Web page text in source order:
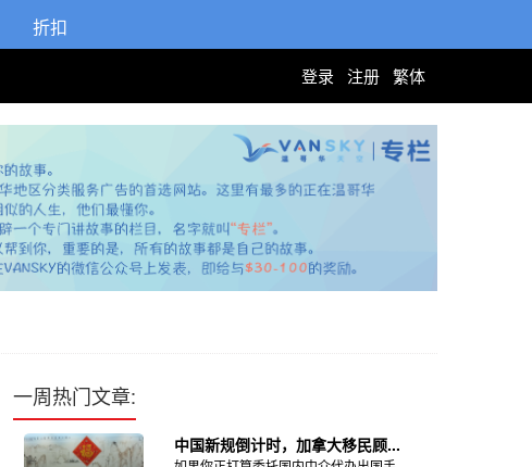
折扣
登录 注册 繁体
一周热门文章:
中国新规倒计时，加拿大移民顾...